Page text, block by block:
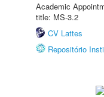
Academic
title: MS-3.2
CV Lattes
Repositório